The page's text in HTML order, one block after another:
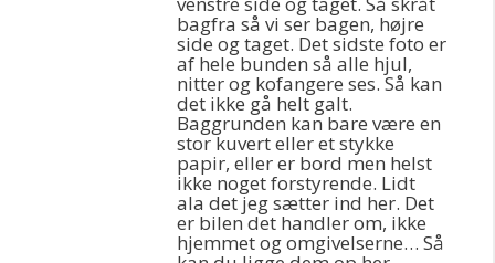
bagfra så vi ser bagen, højre
side og taget. Det sidste foto er
af hele bunden så alle hjul,
nitter og kofangere ses. Så kan
det ikke gå helt galt.
Baggrunden kan bare være en
stor kuvert eller et stykke
papir, eller er bord men helst
ikke noget forstyrende. Lidt
ala det jeg sætter ind her. Det
er bilen det handler om, ikke
hjemmet og omgivelserne… Så